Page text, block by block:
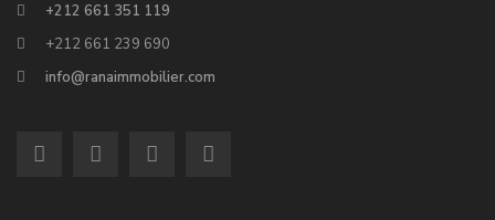
+212 661 351 119
+212 661 239 690
info@ranaimmobilier.com